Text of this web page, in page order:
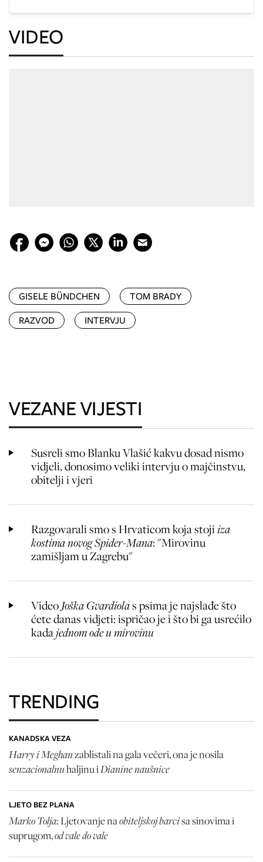
VIDEO
GISELE BÜNDCHEN
TOM BRADY
RAZVOD
INTERVJU
VEZANE VIJESTI
Susreli smo Blanku Vlašić kakvu dosad nismo
vidjeli, donosimo veliki intervju o majčinstvu,
obitelji i vjeri
Razgovarali smo s Hrvaticom koja stojiiza
kostima novog Spider-Mana: "Mirovinu
zamišljam u Zagrebu"
VideoJoška Gvardiolas psima je najslađe što
ćete danas vidjeti: ispričao je i što bi ga usrećilo
kadajednom ode u mirovinu
TRENDING
KANADSKA VEZA
Harry i Meghanzablistali na gala večeri, ona je nosila
senzacionalnuhaljinu iDianine naušnice
LJETO BEZ PLANA
Marko Tolja: Ljetovanje naobiteljskoj barcisa sinovima i
suprugom,od vale do vale